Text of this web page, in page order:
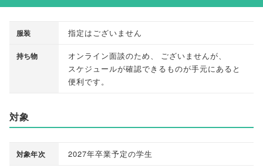
服装 指定はございません
持ち物 オンライン面談のため、 ございませんが、
スケジュールが確認できるものが手元にあると
便利です。
対象
対象年次 2027年卒業予定の学生